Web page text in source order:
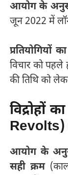
आयोग के
जून 2022 में
प्रतियोगियों
विचार को पहले
की तिथि को
विद्रोहों
Revolts)
आयोग के
सही क्रम